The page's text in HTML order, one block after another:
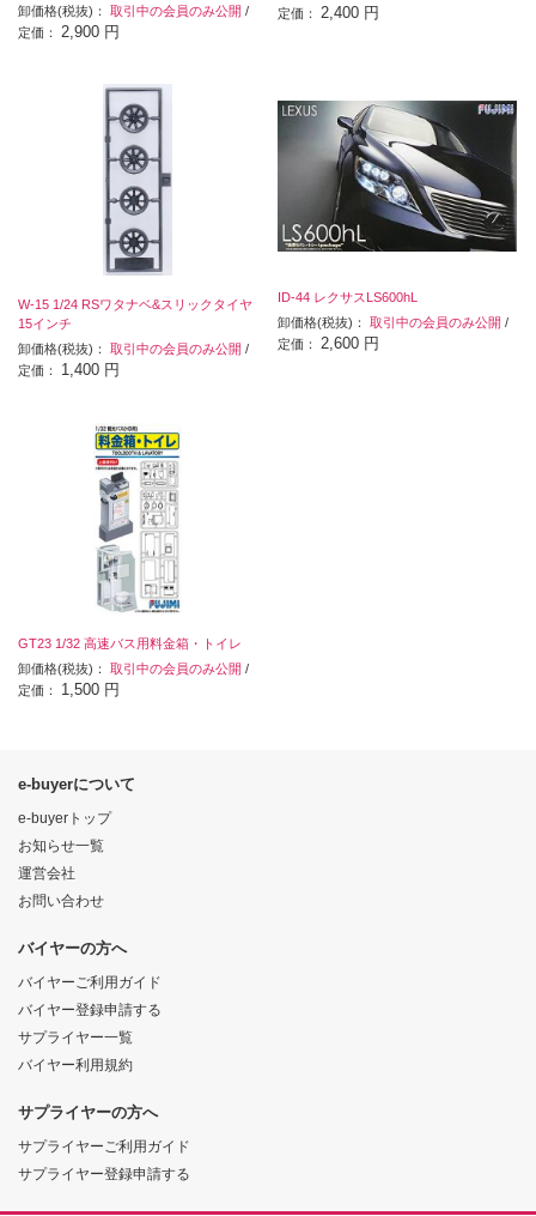
卸価格(税抜)： 取引中の会員のみ公開 /
定価： 2,900 円
定価： 2,400 円
W-15 1/24 RSワタナベ&スリックタイヤ
15インチ
卸価格(税抜)： 取引中の会員のみ公開 /
定価： 1,400 円
ID-44 レクサスLS600hL
卸価格(税抜)：取引中の会員のみ公開 /
定価： 2,600 円
GT23 1/32 高速バス用料金箱・トイレ
卸価格(税抜)： 取引中の会員のみ公開 /
定価： 1,500 円
e-buyerについて
e-buyerトップ
お知らせ一覧
運営会社
お問い合わせ
バイヤーの方へ
バイヤーご利用ガイド
バイヤー登録申請する
サプライヤー一覧
バイヤー利用規約
サプライヤーの方へ
サプライヤーご利用ガイド
サプライヤー登録申請する